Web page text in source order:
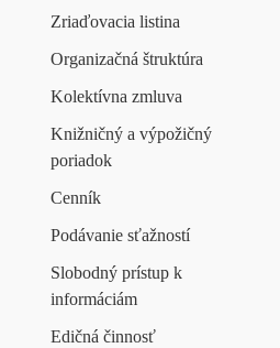
Zriaďovacia listina
Organizačná štruktúra
Kolektívna zmluva
Knižničný a výpožičný
poriadok
Cenník
Podávanie sťažností
Slobodný prístup k
informáciám
Edičná činnosť